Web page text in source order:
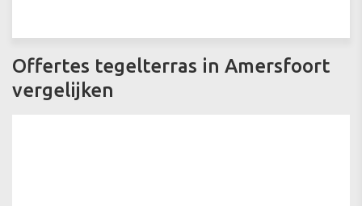
Offertes tegelterras in Amersfoort
vergelijken